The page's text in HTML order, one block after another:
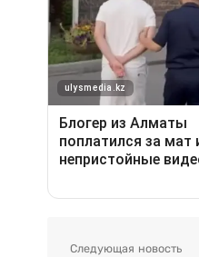
Следующая новость